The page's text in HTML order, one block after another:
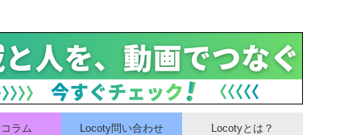
ラム Locoty問い合わせ Locotyとは？